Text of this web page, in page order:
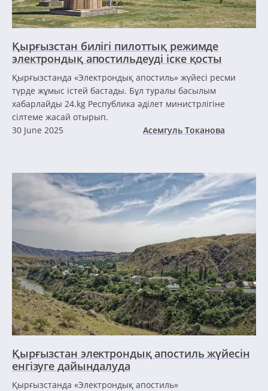
Қырғызстан билігі пилоттық режимде
электрондық апостильдеуді іске қосты
Қырғызстанда «Электрондық апостиль» жүйесі ресми
түрде жұмыс істей бастады. Бұл туралы басылым
хабарлайды 24.kg Республика әділет министрлігіне
сілтеме жасай отырып.
30 June 2025
Асемгуль Токанова
Қырғызстан электрондық апостиль жүйесін
енгізуге дайындалуда
Қырғызстанда «Электрондық апостиль»